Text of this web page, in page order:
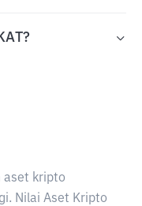
aset kripto
Nilai Aset Kripto